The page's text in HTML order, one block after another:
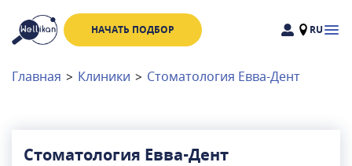
НАЧАТЬ ПОДБОР RU
Доктора
Клиники
Главная > Клиники > Стоматология Евва-Дент
Стоматология Евва-Дент